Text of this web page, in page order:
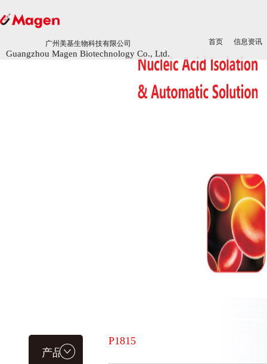
广州美基生物科技有限公司
Guangzhou Magen Biotechnology Co., Ltd.
首页 信息资讯
广州美基生物科技有限公司
Guangzhou Magen Biotechnology Co., Ltd.
首页 信息资讯
产品信
P1815